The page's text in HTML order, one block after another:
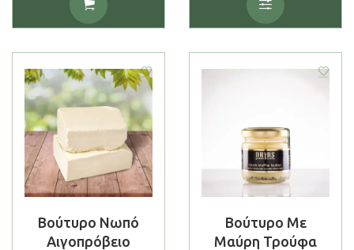
40,00 €
το
προϊόν
παραλλαγές.
μπορούν
να
επιλεγούν
στη
σελίδα
προϊόντος
Βούτυρο Νωπό
Αιγοπρόβειο
Βούτυρο Με
Μαύρη Τρούφα